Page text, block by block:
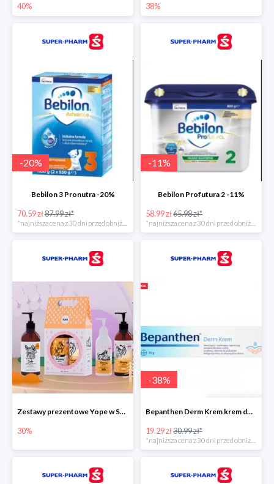
40% 38%
-20%
Bebilon 3 Pronutra -20%
70.59 zł87.99 zł*
*najniższa cena z 30 dni przed obniżką
-11%
Bebilon Profutura 2 -11%
58.99 zł65.98 zł*
*najniższa cena z 30 dni przed obniżką
Zestawy prezentowe Yope w Super-Pharm do -30%
30%
-38%
Bepanthen Derm Krem krem do ciała
19.29 zł30.99 zł*